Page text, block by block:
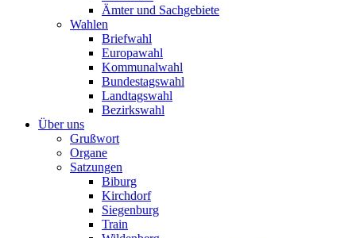
Ämter und Sachgebiete
Wahlen
Briefwahl
Europawahl
Kommunalwahl
Bundestagswahl
Landtagswahl
Bezirkswahl
Über uns
Grußwort
Organe
Satzungen
Biburg
Kirchdorf
Siegenburg
Train